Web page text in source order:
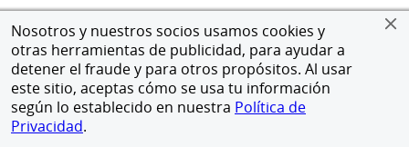
Nosotros y nuestros socios usamos cookies y
otras herramientas de publicidad, para ayudar a
detener el fraude y para otros propósitos. Al usar
este sitio, aceptas cómo se usa tu información
según lo establecido en nuestra Política de
Privacidad.